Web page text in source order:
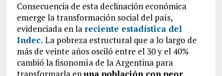
Consecuencia de esta declinación económica
emerge la transformación social del país,
evidenciada en la reciente estadística del
Indec. La pobreza estructural que a lo largo de
más de veinte años osciló entre el 30 y el 40%
cambió la fisonomía de la Argentina para